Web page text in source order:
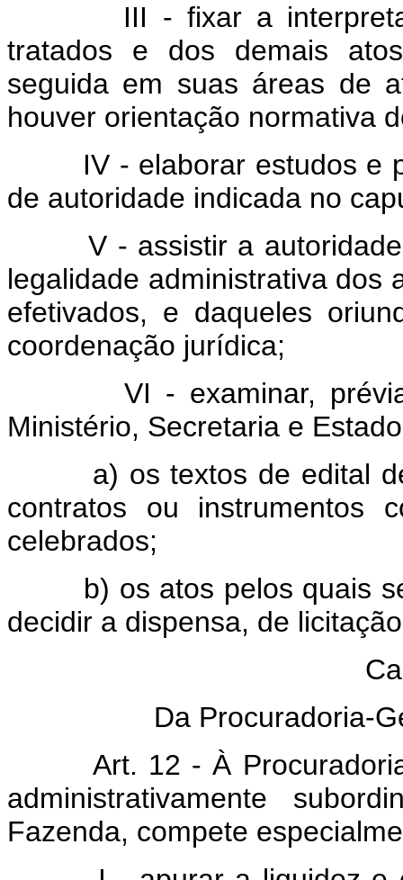
III - fixar a
tratados e dos demais
seguida em suas áreas de
houver orientação normativa
IV - elaborar estudos e
de autoridade indicada no
V - assistir a
legalidade administrativa dos
efetivados, e daqueles
coordenação jurídica;
VI - examinar,
Ministério, Secretaria e
a) os textos de edital
contratos ou instrumentos
celebrados;
b) os atos pelos quais
decidir a dispensa, de
Da Procuradoria-
Art. 12 - À
administrativamente
Fazenda, compete